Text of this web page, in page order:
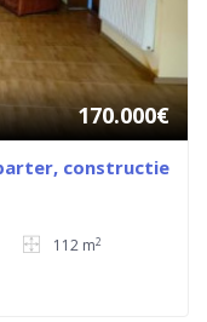
170.000€
constructie
112 m2